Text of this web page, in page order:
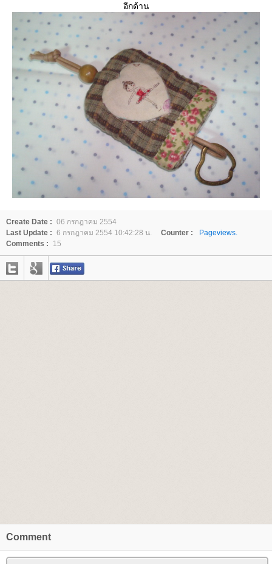
อีกด้าน
Create Date : 06 กรกฎาคม 2554
Last Update : 6 กรกฎาคม 2554 10:42:28 น. Counter :
Pageviews.
Comments :
15
Comment